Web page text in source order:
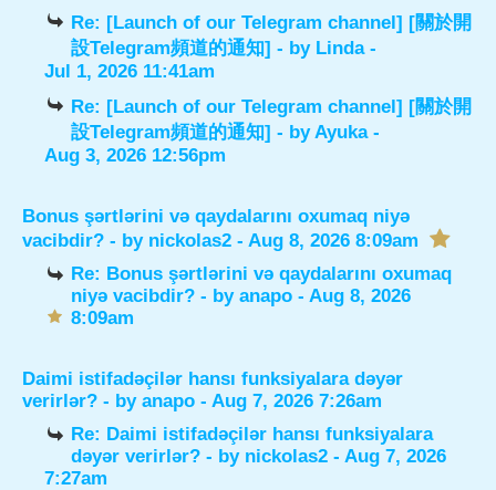
Re: [Launch of our Telegram channel] [關於開
設Telegram頻道的通知] - by Linda-
Jul 1, 2026 11:41am
Re: [Launch of our Telegram channel] [關於開
設Telegram頻道的通知] - byAyuka-
Aug 3, 2026 12:56pm
Bonus şərtlərini və qaydalarını oxumaq niyə
vacibdir? - by nickolas2 - Aug 8, 2026 8:09am
Re: Bonus şərtlərini və qaydalarını oxumaq
niyə vacibdir? - byanapo - Aug 8, 2026
8:09am
Daimi istifadəçilər hansı funksiyalara dəyər
verirlər? - by anapo - Aug 7, 2026 7:26am
Re: Daimi istifadəçilər hansı funksiyalara
dəyər verirlər? - by nickolas2 - Aug 7, 2026
7:27am